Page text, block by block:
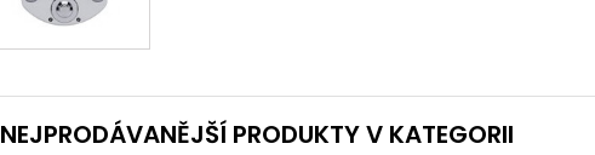
NEJPRODÁVANĚJŠÍ PRODUKTY V KATEGORII